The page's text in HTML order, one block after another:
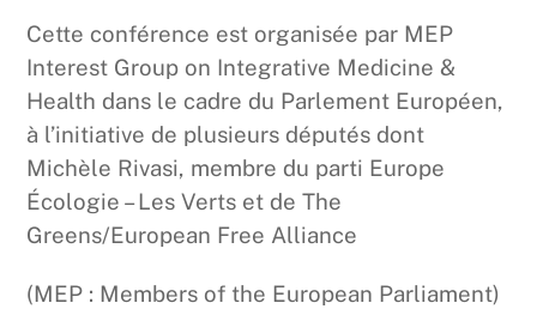
Cette conférence est organisée par MEP
Interest Group on Integrative Medicine &
Health dans le cadre du Parlement Européen,
à l’initiative de plusieurs députés dont
Michèle Rivasi, membre du parti Europe
Écologie – Les Verts et de The
Greens/European Free Alliance
(MEP : Members of the European Parliament)